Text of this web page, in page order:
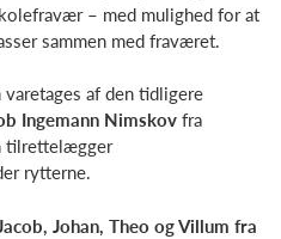
– med mulighed for at
sammen med fraværet.
af den tidligere
Ingemann Nimskov fra
tilrettelægger
rytterne.
Johan, Theo og Villum fra